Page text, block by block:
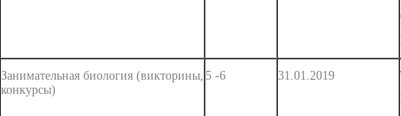
Занимательная биология (викторины,
конкурсы)
5 -6 31.01.2019